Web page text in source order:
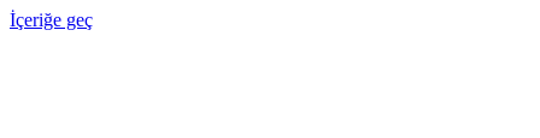
İçeriğe geç